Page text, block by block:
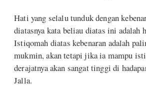
Hati yang selalu tunduk dengan
diatasnya kata beliau diatas ini adalah
Istiqomah diatas kebenaran adalah
mukmin, akan tetapi jika ia mampu
derajatnya akan sangat tinggi di
Jalla.